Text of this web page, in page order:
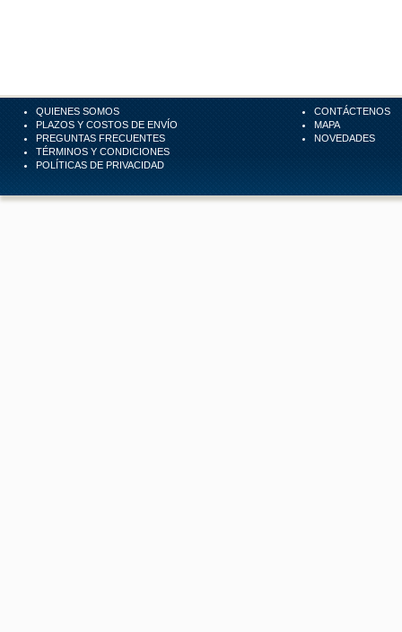
QUIENES SOMOS
PLAZOS Y COSTOS DE ENVÍO
PREGUNTAS FRECUENTES
TÉRMINOS Y CONDICIONES
POLÍTICAS DE PRIVACIDAD
CONTÁCTENOS
MAPA
NOVEDADES